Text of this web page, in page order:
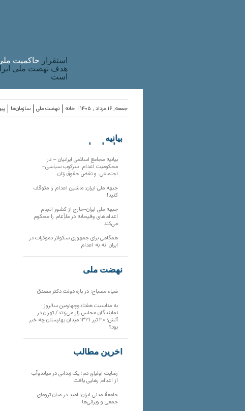
استقرار حاکميت
هدف نهضت ملی
است
سازمان‌ها نهضت ملی خانه جمعه, ۱۶ مرداد , ۱۴۰۵ |
بیانیه
سازمان‌های
بیانیه مجامع اسلامی ایرانیان – در
محکومیت اعدام، سرکوب سیاسی–
اجتماعی، و نقض حقوق زنان
جبهه ملی ایران: ماشین اعدام را متوقف
کنید!
جبهه ملی ایران-خارج از کشور انجام
اعدام‌های وقیحانه در ملأِعام را محکوم
می‌کند
همگامی برای جمهوری سکولار دموکرات در
ایران: نه به اعدام
نهضت ملی
ضیاء مصباح: در باره دولت دکتر مصدق
به مناسبت هفتادوچهارمین سالروز:
نمایندگان مجلس زار می‌زدند/ تهران در
آتش؛ ۳۰ تیر ۱۳۳۱ میدان بهارستان چه خبر
بود؟
آخرین مطالب
رضایت اولیای دم؛ یک زندانی در میاندوآب
از اعدام رهایی یافت
جامعهٔ مدنی ایران: امید در میان ترومای
جمعی و ویرانی‌ها